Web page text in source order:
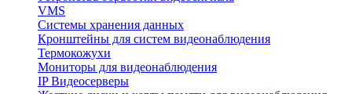
VMS
Системы хранения данных
Кронштейны для систем видеонаблюдения
Термокожухи
Мониторы для видеонаблюдения
IP Видеосерверы